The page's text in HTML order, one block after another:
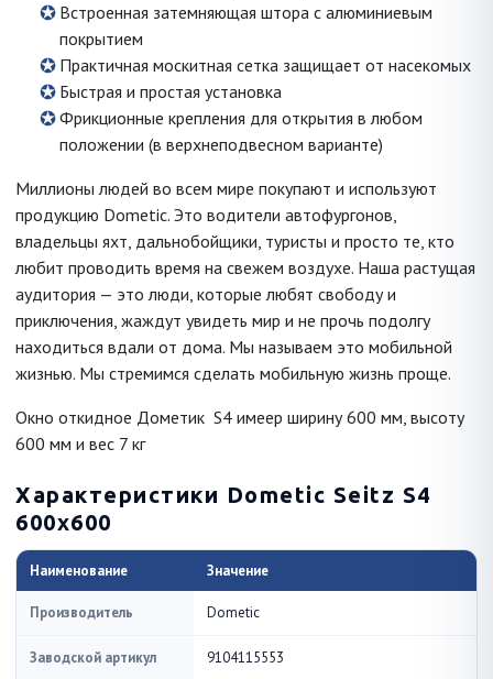
Встроенная затемняющая штора с алюминиевым
покрытием
Практичная москитная сетка защищает от насекомых
Быстрая и простая установка
Фрикционные крепления для открытия в любом
положении (в верхнеподвесном варианте)
Миллионы людей во всем мире покупают и используют
продукцию Dometic. Это водители автофургонов,
владельцы яхт, дальнобойщики, туристы и просто те, кто
любит проводить время на свежем воздухе. Наша растущая
аудитория — это люди, которые любят свободу и
приключения, жаждут увидеть мир и не прочь подолгу
находиться вдали от дома. Мы называем это мобильной
жизнью. Мы стремимся сделать мобильную жизнь проще.
Окно откидное Дометик S4 имеер ширину 600 мм, высоту
600 мм и вес 7 кг
Характеристики Dometic Seitz S4
600x600
Наименование Значение
Производитель Dometic
Заводской артикул 9104115553